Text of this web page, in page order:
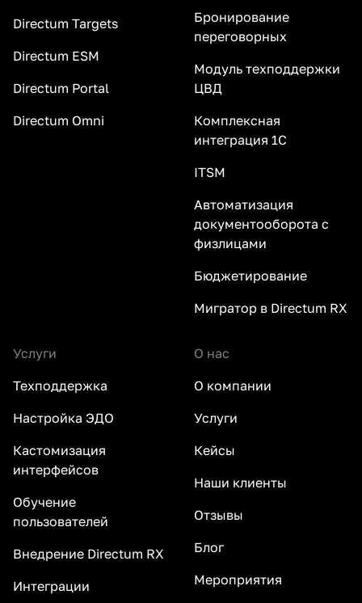
Directum Targets
Directum ESM
Directum Portal
Directum Omni
Бронирование
переговорных
Модуль техподдержки
ЦВД
Комплексная
интеграция 1С
ITSM
Автоматизация
документооборота с
физлицами
Бюджетирование
Мигратор в Directum RX
Услуги
Техподдержка
Настройка ЭДО
Кастомизация
интерфейсов
Обучение
пользователей
Внедрение Directum RX
Интеграции
О нас
О компании
Услуги
Кейсы
Наши клиенты
Отзывы
Блог
Мероприятия